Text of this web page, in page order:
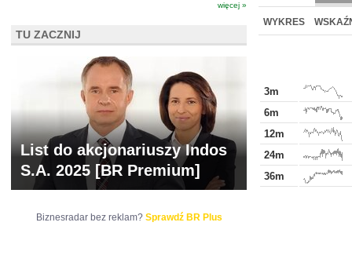
BR LAB
WYKRES
3m
6m
12m
24m
36m
więcej »
TU ZACZNIJ
List do akcjonariuszy Indos
S.A. 2025 [BR Premium]
Biznesradar bez reklam? Sprawdź BR Plus